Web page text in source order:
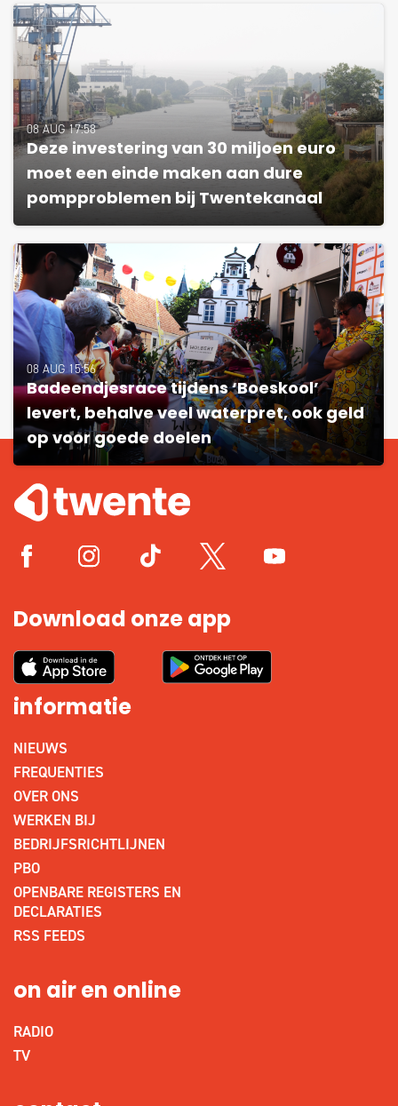
08 AUG 17:58
Deze investering van 30 miljoen euro
moet een einde maken aan dure
pompproblemen bij Twentekanaal
08 AUG 15:56
Badeendjesrace tijdens ‘Boeskool’
levert, behalve veel waterpret, ook geld
op voor goede doelen
Download onze app
informatie
NIEUWS
FREQUENTIES
OVER ONS
WERKEN BIJ
BEDRIJFSRICHTLIJNEN
PBO
OPENBARE REGISTERS EN
DECLARATIES
RSS FEEDS
on air en online
RADIO
TV